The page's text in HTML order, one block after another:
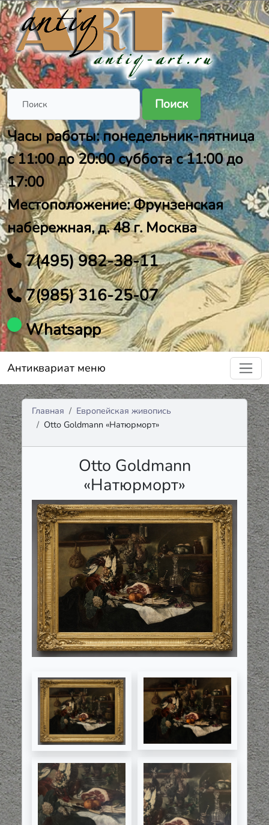
Поиск
Часы работы: понедельник-пятница
с 11:00 до 20:00 суббота с 11:00 до
17:00
Местоположение: Фрунзенская
набережная, д. 48 г. Москва
7(495) 982-38-11
7(985) 316-25-07
Whatsapp
Антиквариат меню
Главная
Европейская живопись
Otto Goldmann «Натюрморт»
Otto Goldmann
«Натюрморт»